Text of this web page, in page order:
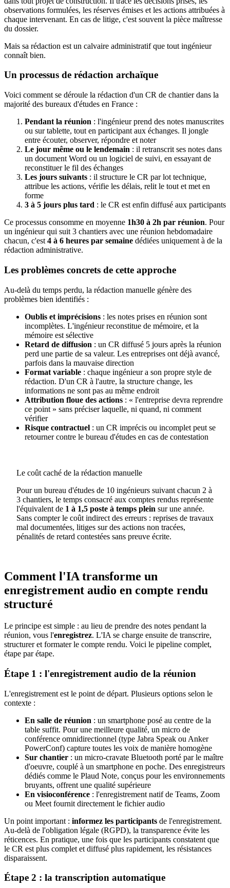
observations formulées, les réserves émises et les actions attribuées à
chaque intervenant. En cas de litige, c'est souvent la pièce maîtresse
du dossier.
Mais sa rédaction est un calvaire administratif que tout ingénieur
connaît bien.
Un processus de rédaction archaïque
Voici comment se déroule la rédaction d'un CR de chantier dans la
majorité des bureaux d'études en France :
Pendant la réunion : l'ingénieur prend des notes manuscrites
ou sur tablette, tout en participant aux échanges. Il jongle
entre écouter, observer, répondre et noter
Le jour même ou le lendemain : il retranscrit ses notes dans
un document Word ou un logiciel de suivi, en essayant de
reconstituer le fil des échanges
Les jours suivants : il structure le CR par lot technique,
attribue les actions, vérifie les délais, relit le tout et met en
forme
3 à 5 jours plus tard : le CR est enfin diffusé aux participants
Ce processus consomme en moyenne 1h30 à 2h par réunion. Pour
un ingénieur qui suit 3 chantiers avec une réunion hebdomadaire
chacun, c'est 4 à 6 heures par semaine dédiées uniquement à de la
rédaction administrative.
Les problèmes concrets de cette approche
Au-delà du temps perdu, la rédaction manuelle génère des
problèmes bien identifiés :
Oublis et imprécisions : les notes prises en réunion sont
incomplètes. L'ingénieur reconstitue de mémoire, et la
mémoire est sélective
Retard de diffusion : un CR diffusé 5 jours après la réunion
perd une partie de sa valeur. Les entreprises ont déjà avancé,
parfois dans la mauvaise direction
Format variable : chaque ingénieur a son propre style de
rédaction. D'un CR à l'autre, la structure change, les
informations ne sont pas au même endroit
Attribution floue des actions : « l'entreprise devra reprendre
ce point » sans préciser laquelle, ni quand, ni comment
vérifier
Risque contractuel : un CR imprécis ou incomplet peut se
retourner contre le bureau d'études en cas de contestation
Le coût caché de la rédaction manuelle
Pour un bureau d'études de 10 ingénieurs suivant chacun 2 à
3 chantiers, le temps consacré aux comptes rendus représente
l'équivalent de 1 à 1,5 poste à temps plein sur une année.
Sans compter le coût indirect des erreurs : reprises de travaux
mal documentées, litiges sur des actions non tracées,
pénalités de retard contestées sans preuve écrite.
Comment l'IA transforme un
enregistrement audio en compte rendu
structuré
Le principe est simple : au lieu de prendre des notes pendant la
réunion, vous l'enregistrez. L'IA se charge ensuite de transcrire,
structurer et formater le compte rendu. Voici le pipeline complet,
étape par étape.
Étape 1 : l'enregistrement audio de la réunion
L'enregistrement est le point de départ. Plusieurs options selon le
contexte :
En salle de réunion : un smartphone posé au centre de la
table suffit. Pour une meilleure qualité, un micro de
conférence omnidirectionnel (type Jabra Speak ou Anker
PowerConf) capture toutes les voix de manière homogène
Sur chantier : un micro-cravate Bluetooth porté par le maître
d'oeuvre, couplé à un smartphone en poche. Des enregistreurs
dédiés comme le Plaud Note, conçus pour les environnements
bruyants, offrent une qualité supérieure
En visioconférence : l'enregistrement natif de Teams, Zoom
ou Meet fournit directement le fichier audio
Un point important : informez les participants de l'enregistrement.
Au-delà de l'obligation légale (RGPD), la transparence évite les
réticences. En pratique, une fois que les participants constatent que
le CR est plus complet et diffusé plus rapidement, les résistances
disparaissent.
Étape 2 : la transcription automatique